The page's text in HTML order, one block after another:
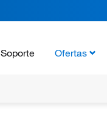
Soporte Ofertas